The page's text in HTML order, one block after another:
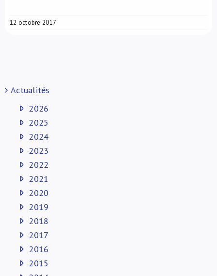
12 octobre 2017
Actualités
2026
2025
2024
2023
2022
2021
2020
2019
2018
2017
2016
2015